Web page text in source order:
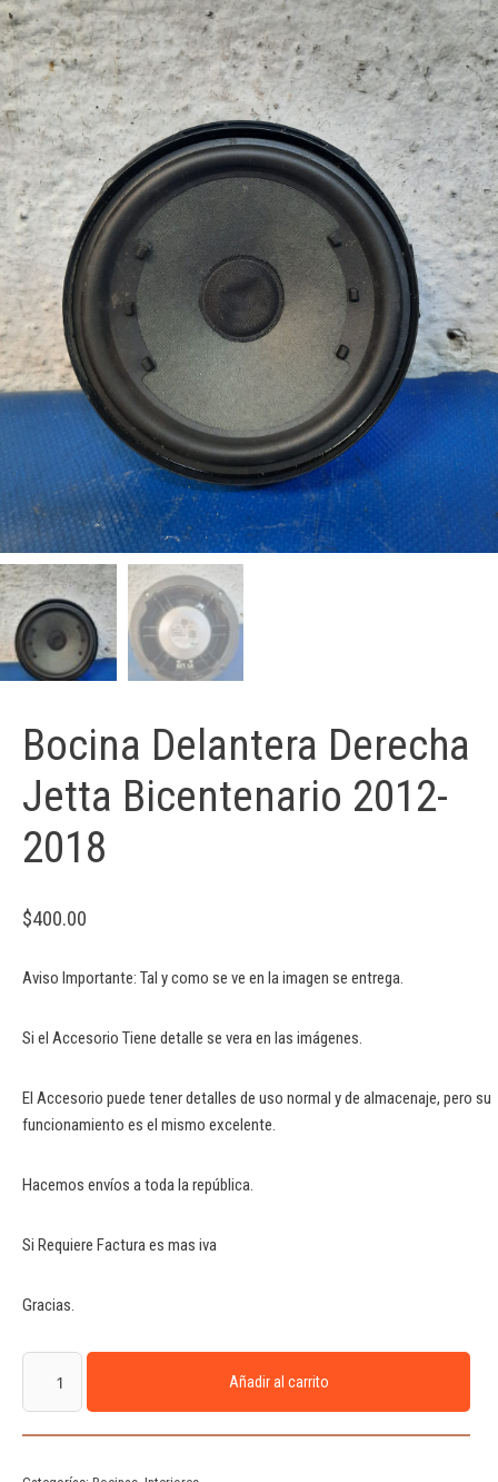
Bocina Delantera Derecha
Jetta Bicentenario 2012-
2018
$400.00
Aviso Importante: Tal y como se ve en la imagen se entrega.
Si el Accesorio Tiene detalle se vera en las imágenes.
El Accesorio puede tener detalles de uso normal y de almacenaje, pero su
funcionamiento es el mismo excelente.
Hacemos envíos a toda la república.
Si Requiere Factura es mas iva
Gracias.
Añadir al carrito